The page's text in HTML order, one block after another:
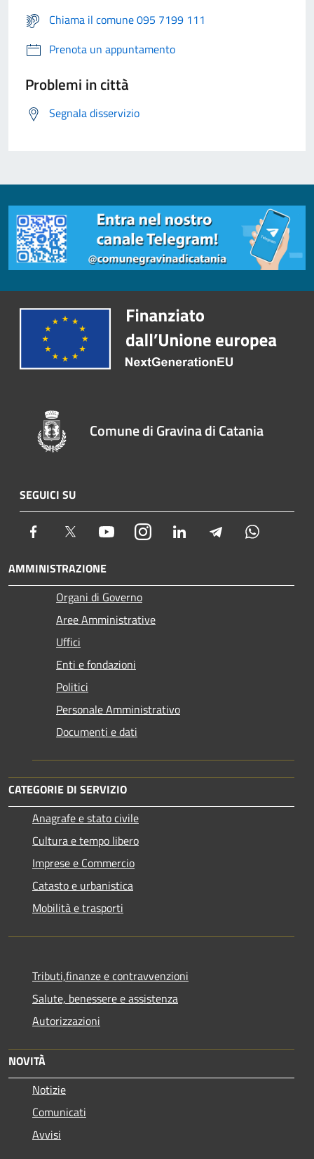
Chiama il comune 095 7199 111
Prenota un appuntamento
Problemi in città
Segnala disservizio
Comune di Gravina di Catania
SEGUICI SU
Facebook Twitter YoutubeInstagram LinkedIn Telegram
AMMINISTRAZIONE
Organi di Governo
Aree Amministrative
Uffici
Enti e fondazioni
Politici
Personale Amministrativo
Documenti e dati
CATEGORIE DI SERVIZIO
Anagrafe e stato civile
Cultura e tempo libero
Imprese e Commercio
Catasto e urbanistica
Mobilità e trasporti
Tributi,finanze e contravvenzioni
Salute, benessere e assistenza
Autorizzazioni
NOVITÀ
Notizie
Comunicati
Avvisi